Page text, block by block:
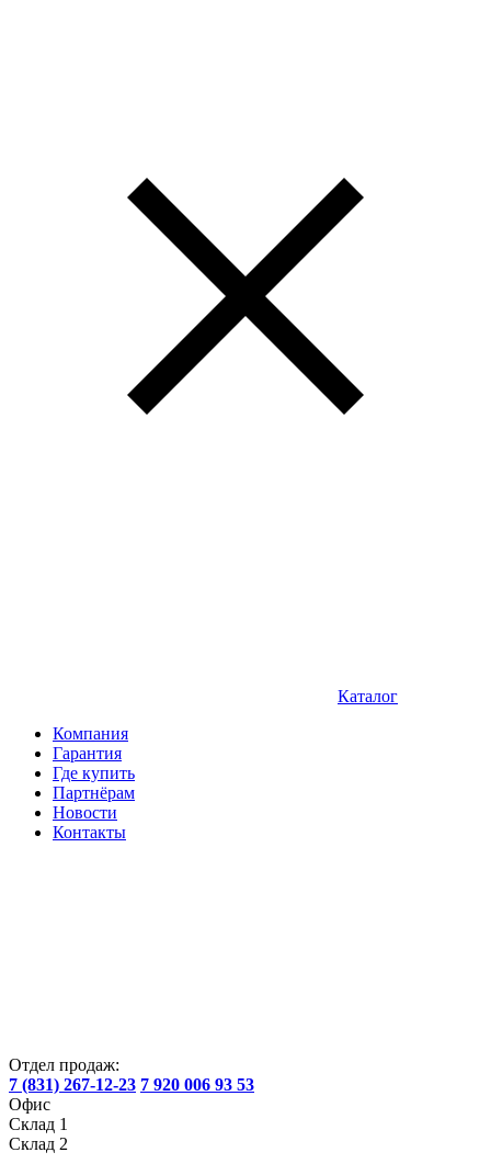
Каталог
Компания
Гарантия
Где купить
Партнёрам
Новости
Контакты
Отдел продаж:
7 (831) 267-12-23 7 920 006 93 53
Офис
Склад 1
Склад 2